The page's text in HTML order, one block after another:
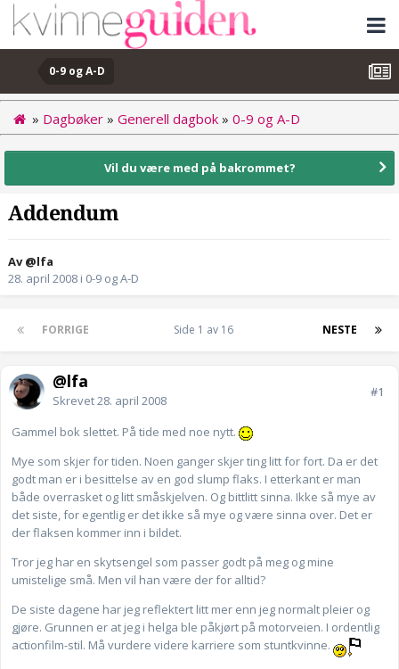
0-9 og A-D
» Dagbøker » Generell dagbok » 0-9 og A-D
Vil du være med på bakrommet?
Addendum
Av @lfa
28. april 2008 i 0-9 og A-D
FORRIGE NESTE
Side 1 av 16
@lfa
Skrevet28. april 2008
#1
Gammel bok slettet. På tide med noe nytt.
Mye som skjer for tiden. Noen ganger skjer ting litt for fort. Da er det
godt man er i besittelse av en god slump flaks. I etterkant er man
både overrasket og litt småskjelven. Og bittlitt sinna. Ikke så mye av
det siste, for egentlig er det ikke så mye og være sinna over. Det er
der flaksen kommer inn i bildet.
Tror jeg har en skytsengel som passer godt på meg og mine
umistelige små. Men vil han være der for alltid?
De siste dagene har jeg reflektert litt mer enn jeg normalt pleier og
gjøre. Grunnen er at jeg i helga ble påkjørt på motorveien. I ordentlig
actionfilm-stil. Må vurdere videre karriere som stuntkvinne.